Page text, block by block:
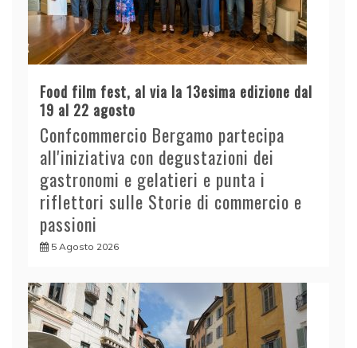
Food film fest, al via la 13esima edizione dal
19 al 22 agosto
Confcommercio Bergamo partecipa
all'iniziativa con degustazioni dei
gastronomi e gelatieri e punta i
riflettori sulle Storie di commercio e
passioni
5 Agosto 2026